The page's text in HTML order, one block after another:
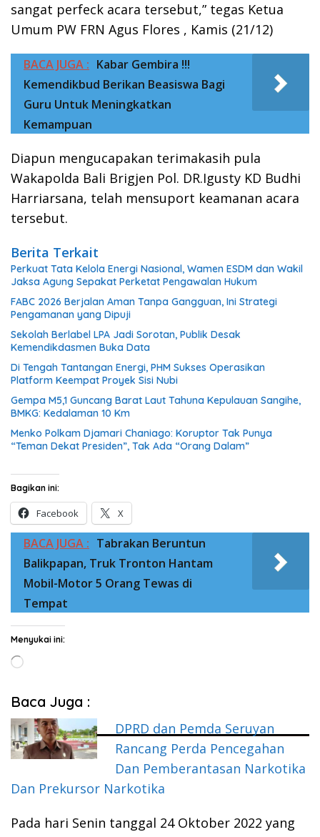
sangat perfeck acara tersebut,” tegas Ketua
Umum PW FRN Agus Flores , Kamis (21/12)
BACA JUGA : Kabar Gembira !!!
Kemendikbud Berikan Beasiswa Bagi
Guru Untuk Meningkatkan
Kemampuan
Diapun mengucapakan terimakasih pula
Wakapolda Bali Brigjen Pol. DR.Igusty KD Budhi
Harriarsana, telah mensuport keamanan acara
tersebut.
Berita Terkait
Perkuat Tata Kelola Energi Nasional, Wamen ESDM dan Wakil
Jaksa Agung Sepakat Perketat Pengawalan Hukum
FABC 2026 Berjalan Aman Tanpa Gangguan, Ini Strategi
Pengamanan yang Dipuji
Sekolah Berlabel LPA Jadi Sorotan, Publik Desak
Kemendikdasmen Buka Data
Di Tengah Tantangan Energi, PHM Sukses Operasikan
Platform Keempat Proyek Sisi Nubi
Gempa M5,1 Guncang Barat Laut Tahuna Kepulauan Sangihe,
BMKG: Kedalaman 10 Km
Menko Polkam Djamari Chaniago: Koruptor Tak Punya
“Teman Dekat Presiden”, Tak Ada “Orang Dalam”
Bagikan ini:
Facebook X
BACA JUGA : Tabrakan Beruntun
Balikpapan, Truk Tronton Hantam
Mobil-Motor 5 Orang Tewas di
Tempat
Menyukai ini:
Memuat...
Baca Juga :
DPRD dan Pemda Seruyan
Rancang Perda Pencegahan
Dan Pemberantasan Narkotika
Dan Prekursor Narkotika
Pada hari Senin tanggal 24 Oktober 2022 yang